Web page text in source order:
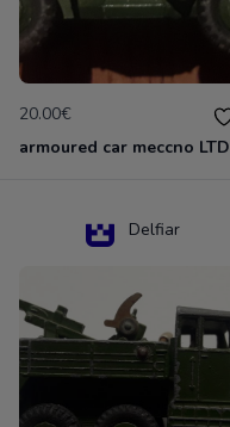
20.00€
Delfiar